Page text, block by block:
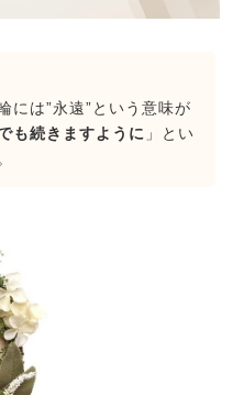
には”永遠”という意味が
も続きますように 」とい